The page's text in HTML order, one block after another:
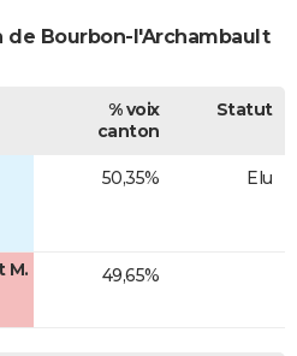
de Bourbon-l'Archambault
% voix
canton
Statut
50,35% Elu
M.
49,65%